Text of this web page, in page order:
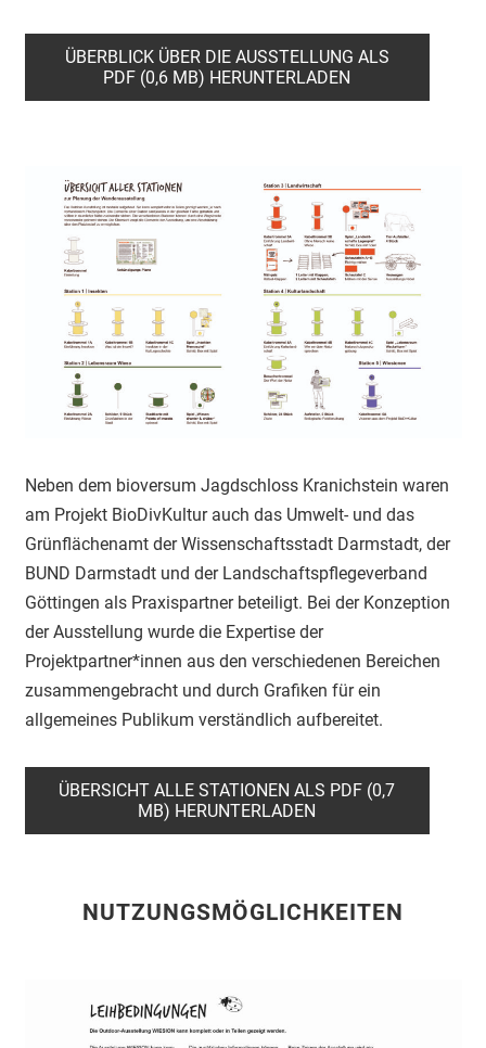
ÜBERBLICK ÜBER DIE AUSSTELLUNG ALS
PDF (0,6 MB) HERUNTERLADEN
Neben dem bioversum Jagdschloss Kranichstein waren
am Projekt BioDivKultur auch das Umwelt- und das
Grünflächenamt der Wissenschaftsstadt Darmstadt, der
BUND Darmstadt und der Landschaftspflegeverband
Göttingen als Praxispartner beteiligt. Bei der Konzeption
der Ausstellung wurde die Expertise der
Projektpartner*innen aus den verschiedenen Bereichen
zusammengebracht und durch Grafiken für ein
allgemeines Publikum verständlich aufbereitet.
ÜBERSICHT ALLE STATIONEN ALS PDF (0,7
MB) HERUNTERLADEN
NUTZUNGSMÖGLICHKEITEN